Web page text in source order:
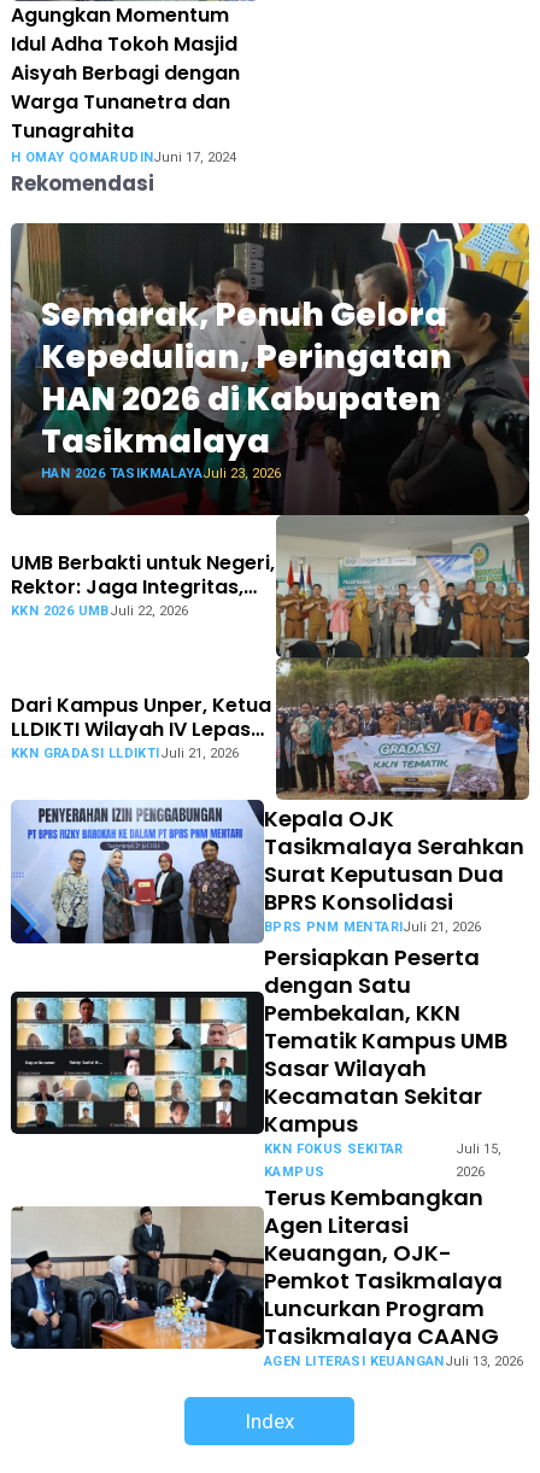
Agungkan Momentum
Idul Adha Tokoh Masjid
Aisyah Berbagi dengan
Warga Tunanetra dan
Tunagrahita
H OMAY QOMARUDIN Juni 17, 2024
Rekomendasi
Semarak, Penuh Gelora
Kepedulian, Peringatan
HAN 2026 di Kabupaten
Tasikmalaya
HAN 2026 TASIKMALAYAJuli 23, 2026
UMB Berbakti untuk Negeri,
Rektor: Jaga Integritas,
Miliki Empati Sosial
KKN 2026 UMBJuli 22, 2026
Dari Kampus Unper, Ketua
LLDIKTI Wilayah IV Lepas
Peserta KKN Tematik
KKN GRADASI LLDIKTIJuli 21, 2026
Kepala OJK
Tasikmalaya Serahkan
Surat Keputusan Dua
BPRS Konsolidasi
BPRS PNM MENTARIJuli 21, 2026
Persiapkan Peserta
dengan Satu
Pembekalan, KKN
Tematik Kampus UMB
Sasar Wilayah
Kecamatan Sekitar
Kampus
KKN FOKUS SEKITAR
KAMPUS
Juli 15,
2026
Terus Kembangkan
Agen Literasi
Keuangan, OJK-
Pemkot Tasikmalaya
Luncurkan Program
Tasikmalaya CAANG
AGEN LITERASI KEUANGANJuli 13, 2026
Index